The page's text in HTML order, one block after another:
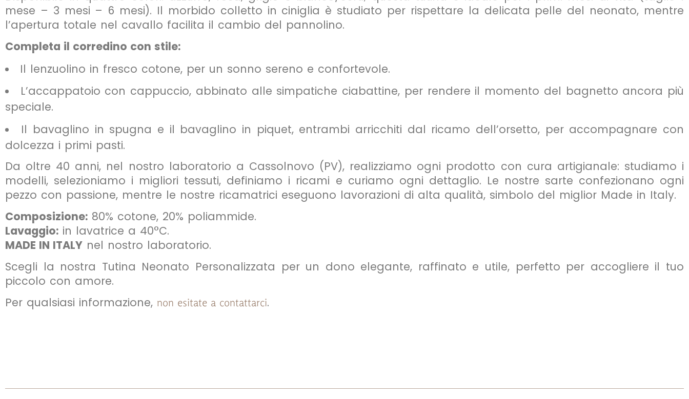
mese – 3 mesi – 6 mesi). Il morbido colletto in ciniglia è studiato per rispettare la delicata pelle del neonato, mentre
l’apertura totale nel cavallo facilita il cambio del pannolino.
Completa il corredino con stile:
Il lenzuolino in fresco cotone, per un sonno sereno e confortevole.
L’accappatoio con cappuccio, abbinato alle simpatiche ciabattine, per rendere il momento del bagnetto ancora più
speciale.
Il bavaglino in spugna e il bavaglino in piquet, entrambi arricchiti dal ricamo dell’orsetto, per accompagnare con
dolcezza i primi pasti.
Da oltre 40 anni, nel nostro laboratorio a Cassolnovo (PV), realizziamo ogni prodotto con cura artigianale: studiamo i
modelli, selezioniamo i migliori tessuti, definiamo i ricami e curiamo ogni dettaglio. Le nostre sarte confezionano ogni
pezzo con passione, mentre le nostre ricamatrici eseguono lavorazioni di alta qualità, simbolo del miglior Made in Italy.
Composizione: 80% cotone, 20% poliammide.
Lavaggio: in lavatrice a 40°C.
MADE IN ITALY nel nostro laboratorio.
Scegli la nostra Tutina Neonato Personalizzata per un dono elegante, raffinato e utile, perfetto per accogliere il tuo
piccolo con amore.
Per qualsiasi informazione, non esitate a contattarci.